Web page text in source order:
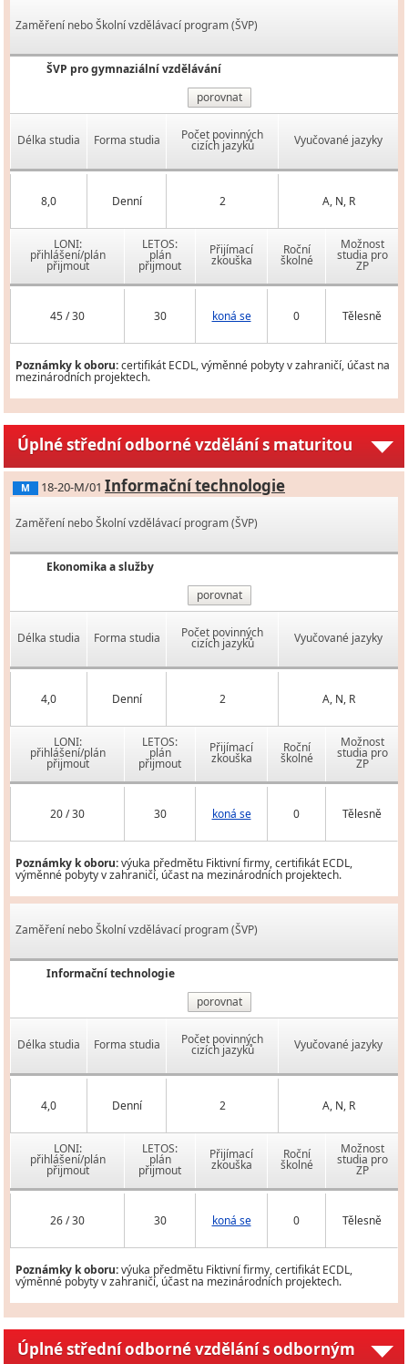
Zaměření nebo Školní vzdělávací program (ŠVP)
ŠVP pro gymnaziální vzdělávání
porovnat
Délka studia Forma studia Počet povinných
cizích jazyků Vyučované jazyky
8,0 Denní 2 A, N, R
LONI:
přihlášení/plán
přijmout
LETOS:
plán
přijmout
Přijímací
zkouška
Roční
školné
Možnost
studia pro
ZP
45 / 30 30 koná se 0 Tělesně
Poznámky k oboru:certifikát ECDL, výměnné pobyty v zahraničí, účast na
mezinárodních projektech.
Úplné střední odborné vzdělání s maturitou
M 18-20-M/01 Informační technologie
Zaměření nebo Školní vzdělávací program (ŠVP)
Ekonomika a služby
porovnat
Délka studia Forma studia Počet povinných
cizích jazyků Vyučované jazyky
4,0 Denní 2 A, N, R
LONI:
přihlášení/plán
přijmout
LETOS:
plán
přijmout
Přijímací
zkouška
Roční
školné
Možnost
studia pro
ZP
20 / 30 30 koná se 0 Tělesně
Poznámky k oboru:výuka předmětu Fiktivní firmy, certifikát ECDL,
výměnné pobyty v zahraničí, účast na mezinárodních projektech.
Zaměření nebo Školní vzdělávací program (ŠVP)
Informační technologie
porovnat
Délka studia Forma studia Počet povinných
cizích jazyků Vyučované jazyky
4,0 Denní 2 A, N, R
LONI:
přihlášení/plán
přijmout
LETOS:
plán
přijmout
Přijímací
zkouška
Roční
školné
Možnost
studia pro
ZP
26 / 30 30 koná se 0 Tělesně
Poznámky k oboru:výuka předmětu Fiktivní firmy, certifikát ECDL,
výměnné pobyty v zahraničí, účast na mezinárodních projektech.
Úplné střední odborné vzdělání s odborným